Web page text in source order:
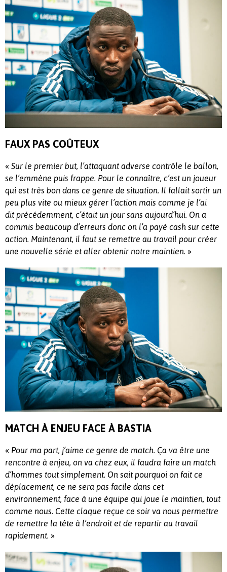
FAUX PAS COÛTEUX
« Sur le premier but, l’attaquant adverse contrôle le ballon,
se l’emmène puis frappe. Pour le connaître, c’est un joueur
qui est très bon dans ce genre de situation. Il fallait sortir un
peu plus vite ou mieux gérer l’action mais comme je l’ai
dit précédemment, c’était un jour sans aujourd’hui. On a
commis beaucoup d’erreurs donc on l’a payé cash sur cette
action. Maintenant, il faut se remettre au travail pour créer
une nouvelle série et aller obtenir notre maintien. »
MATCH À ENJEU FACE À BASTIA
« Pour ma part, j’aime ce genre de match. Ça va être une
rencontre à enjeu, on va chez eux, il faudra faire un match
d’hommes tout simplement. On sait pourquoi on fait ce
déplacement, ce ne sera pas facile dans cet
environnement, face à une équipe qui joue le maintien, tout
comme nous. Cette claque reçue ce soir va nous permettre
de remettre la tête à l’endroit et de repartir au travail
rapidement. »